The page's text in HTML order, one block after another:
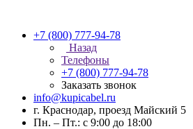
+7 (800) 777-94-78
Назад
Телефоны
+7 (800) 777-94-78
Заказать звонок
info@kupicabel.ru
г. Краснодар, проезд Майский 5
Пн. – Пт.: с 9:00 до 18:00